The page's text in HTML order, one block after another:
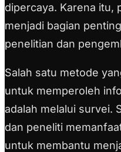
dipercaya. Karena itu,
menjadi bagian
penelitian dan
Salah satu metode
untuk memperoleh
adalah melalui survei.
dan peneliti
untuk membantu